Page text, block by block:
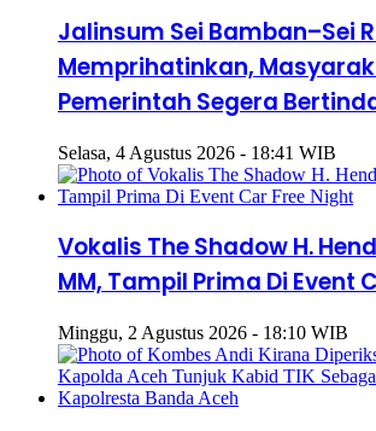
Jalinsum Sei Bamban–Sei
Memprihatinkan,
Pemerintah Segera
Selasa, 4 Agustus 2026 - 18:41 WIB
Vokalis The Shadow H.
MM, Tampil Prima Di Event
Minggu, 2 Agustus 2026 - 18:10 WIB